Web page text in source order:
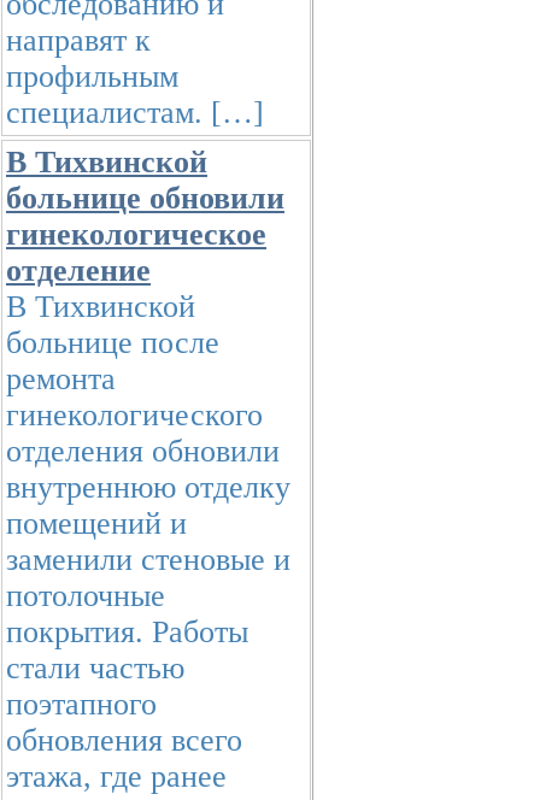
направят к
профильным
специалистам. […]
В Тихвинской
больнице обновили
гинекологическое
отделение
В Тихвинской
больнице после
ремонта
гинекологического
отделения обновили
внутреннюю отделку
помещений и
заменили стеновые и
потолочные
покрытия. Работы
стали частью
поэтапного
обновления всего
этажа, где ранее